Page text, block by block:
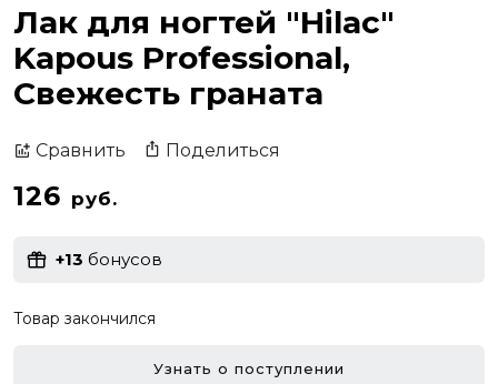
Лак для ногтей "Hilac"
Kapous Professional,
Свежесть граната
Сравнить Поделиться
126 руб.
+13 бонусов
Товар закончился
Узнать о поступлении